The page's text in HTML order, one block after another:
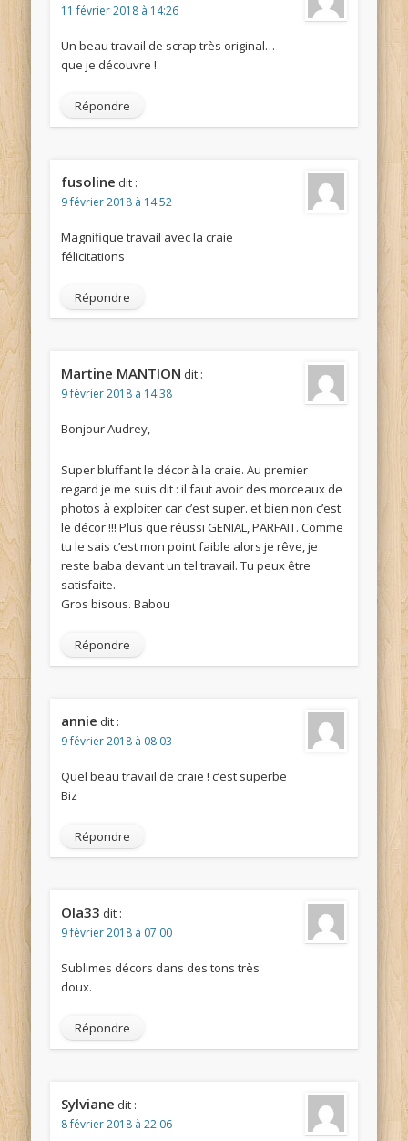
11 février 2018 à 14:26
Un beau travail de scrap très original…
que je découvre !
Répondre
fusoline dit :
9 février 2018 à 14:52
Magnifique travail avec la craie
félicitations
Répondre
Martine MANTION dit :
9 février 2018 à 14:38
Bonjour Audrey,
Super bluffant le décor à la craie. Au premier
regard je me suis dit : il faut avoir des morceaux de
photos à exploiter car c’est super. et bien non c’est
le décor !!! Plus que réussi GENIAL, PARFAIT. Comme
tu le sais c’est mon point faible alors je rêve, je
reste baba devant un tel travail. Tu peux être
satisfaite.
Gros bisous. Babou
Répondre
annie dit :
9 février 2018 à 08:03
Quel beau travail de craie ! c’est superbe
Biz
Répondre
Ola33 dit :
9 février 2018 à 07:00
Sublimes décors dans des tons très
doux.
Répondre
Sylviane dit :
8 février 2018 à 22:06